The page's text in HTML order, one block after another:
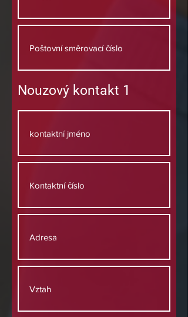
Nouzový kontakt 1